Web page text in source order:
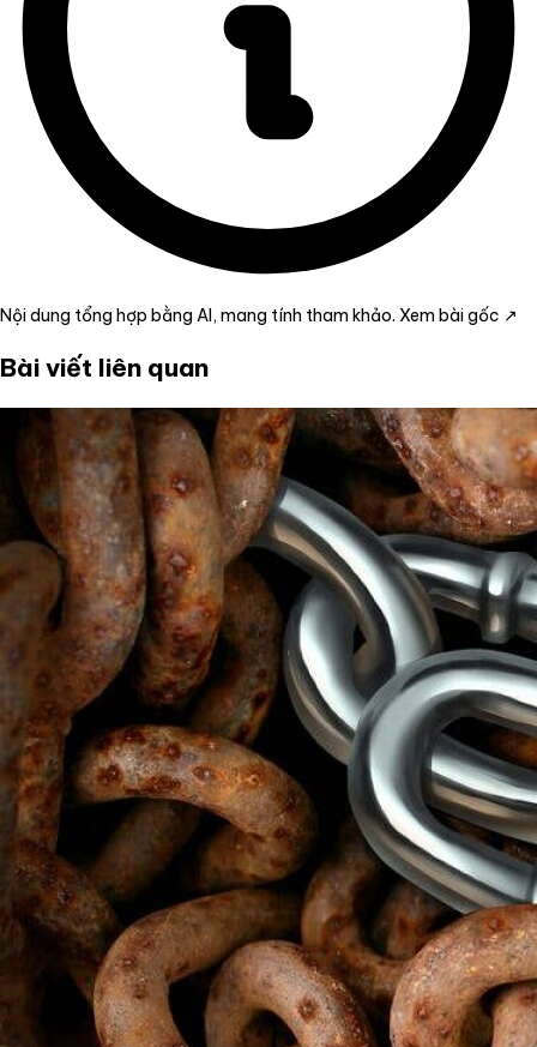
Nội dung tổng hợp bằng AI, mang tính tham khảo. Xem bài gốc ↗
Bài viết liên quan